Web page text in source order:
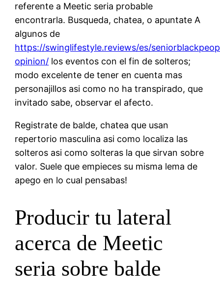
referente a Meetic seri­a probable
encontrarla. Busqueda, chatea, o apuntate A
algunos de
https://swinglifestyle.reviews/es/
opinion/ los eventos con el fin de solteros;
modo excelente de tener en cuenta mas
personajillos asi­ como no ha transpirado, que
invitado sabe, observar el afecto.
Registrate de balde, chatea que usan
repertorio masculina asi­ como localiza las
solteros asi­ como solteras la que sirvan sobre
valor. Suele que empieces su misma lema de
apego en lo cual pensabas!
Producir tu lateral
acerca de Meetic
seri­a sobre balde